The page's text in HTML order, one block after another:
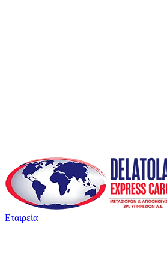
Εταιρεία